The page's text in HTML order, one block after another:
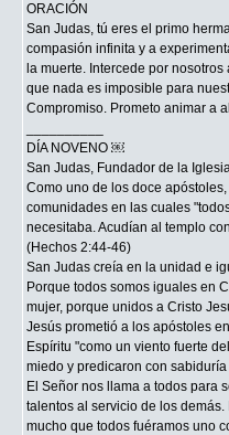
ORACIÓN
San Judas, tú eres el primo
compasión infinita y a
la muerte. Intercede por
que nada es imposible para
Compromiso. Prometo animar a
DÍA NOVENO ￼
San Judas, Fundador de la
Como uno de los doce
comunidades en las cuales
necesitaba. Acudían al templo
(Hechos 2:44-46)
San Judas creía en la unidad e
Porque todos somos iguales en
mujer, porque unidos a Cristo
Jesús prometió a los apóstoles
Espíritu "como un viento fuerte
miedo y predicaron con sabiduría
El Señor nos llama a todos para
talentos al servicio de los
mucho que todos fuéramos uno